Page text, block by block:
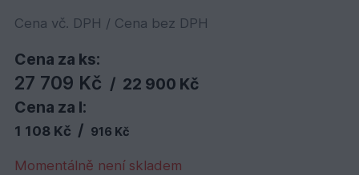
Cena vč. DPH / Cena bez DPH
Cena za ks:
27 709 Kč / 22 900 Kč
Cena za l:
1 108 Kč / 916 Kč
Momentálně není skladem